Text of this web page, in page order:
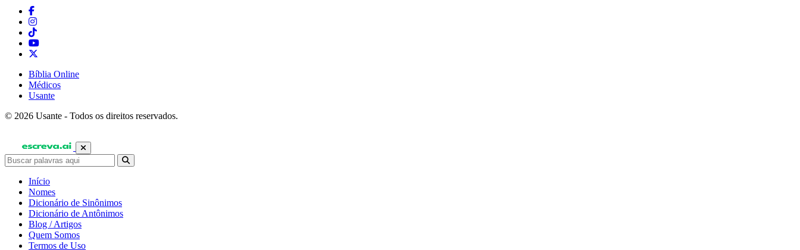
Bíblia Online
Médicos
Usante
© 2026 Usante - Todos os direitos reservados.
Início
Nomes
Dicionário de Sinônimos
Dicionário de Antônimos
Blog / Artigos
Quem Somos
Termos de Uso